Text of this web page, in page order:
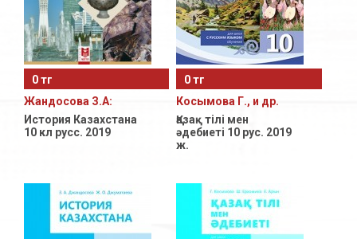
11- класс с русским языком обучения
Общественно-Гуманитарное направление
11- класс с русским языком обучения
Естественно-Математическое направление
11 класс с русским языком обучения
11- класс с уйгурским языком обучения
11- класс с уйгурским языком обучения
Естественно-Математическое направление
0 тг
Жандосова З.А:
История Казахстана
10 кл русс. 2019
0 тг
Косымова Г., и др.
Қазақ тілі мен
әдебиеті 10 рус. 2019
ж.